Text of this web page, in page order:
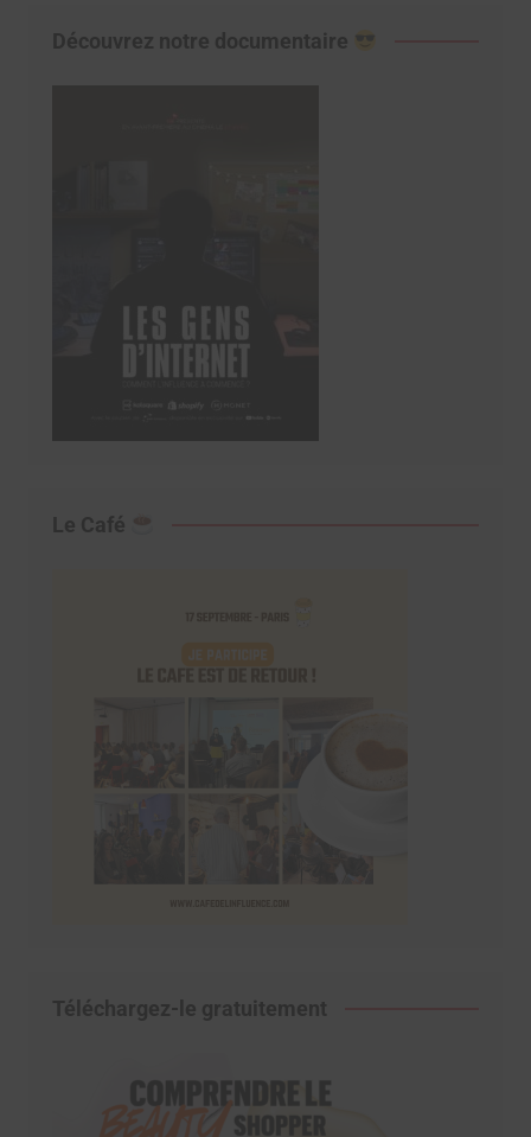
Découvrez notre documentaire
Le Café
Téléchargez-le gratuitement